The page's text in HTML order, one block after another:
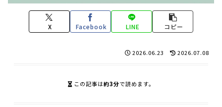
X Facebook LINE コピー
2026.06.23 2026.07.08
この記事は約3分で読めます。